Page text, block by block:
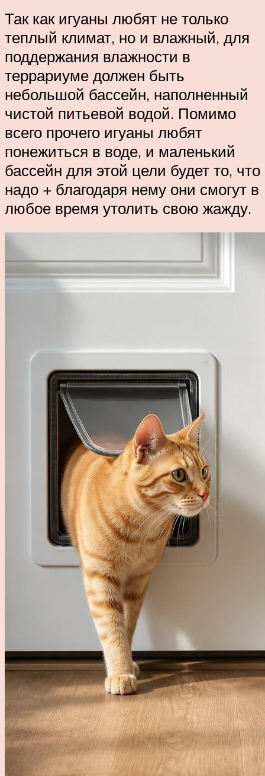
Так как игуаны любят не только
теплый климат, но и влажный, для
поддержания влажности в
террариуме должен быть
небольшой бассейн, наполненный
чистой питьевой водой. Помимо
всего прочего игуаны любят
понежиться в воде, и маленький
бассейн для этой цели будет то, что
надо + благодаря нему они смогут в
любое время утолить свою жажду.